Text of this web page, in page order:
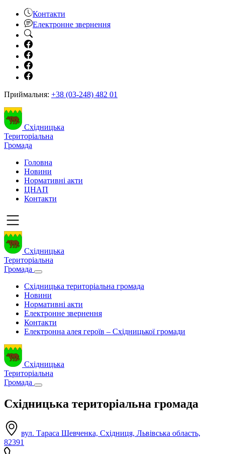
Контакти
Електронне звернення
Приймальня: +38 (03-248) 482 01
Східницька
Територіальна
Громада
Головна
Новини
Нормативні акти
ЦНАП
Контакти
Східницька
Територіальна
Громада
Східницька територіальна громада
Новини
Нормативні акти
Електронне звернення
Контакти
Електронна алея героїв – Східницької громади
Східницька
Територіальна
Громада
Східницька територіальна громада
вул. Тараса Шевченка, Східниця, Львівська область,
82391